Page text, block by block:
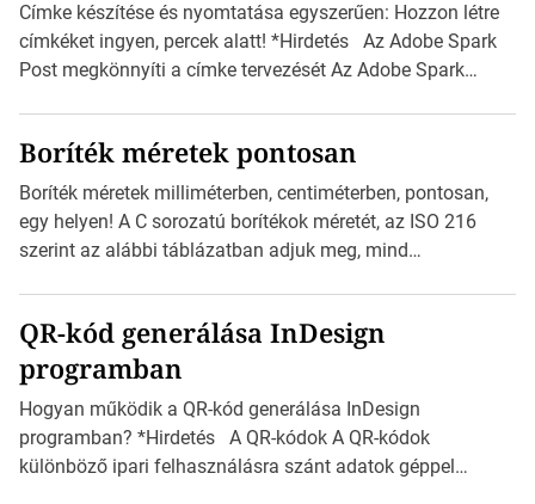
Címke készítése és nyomtatása egyszerűen: Hozzon létre
címkéket ingyen, percek alatt! *Hirdetés Az Adobe Spark
Post megkönnyíti a címke tervezését Az Adobe Spark
igazán foroghatnak a kreatív fogaskerekek, miközben
zajlik a saját címke készítése. Hogyan készítsünk címkét?
Válasszon méretet és alakot: Válassza ki a kívánt címke
méretét. Akár néhány […]
Boríték méretek pontosan
Boríték méretek milliméterben, centiméterben, pontosan,
egy helyen! A C sorozatú borítékok méretét, az ISO 216
szerint az alábbi táblázatban adjuk meg, mind
mutatja az A4-es papírlaphoz viszonyítva. Az amerikai és
észak-amerikai boríték méretére az ISO 216 nem
vonatkozik. Boríték méretének táblázata C0-tól […]
QR-kód generálása InDesign
programban
Hogyan működik a QR-kód generálása InDesign
programban? *Hirdetés A QR-kódok A QR-kódok
különböző ipari felhasználásra szánt adatok géppel